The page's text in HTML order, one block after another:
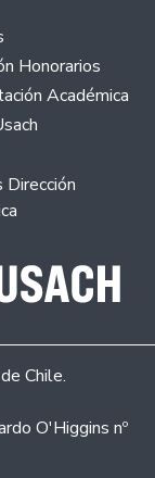
Honorarios
Académica
Chile.
O'Higgins nº